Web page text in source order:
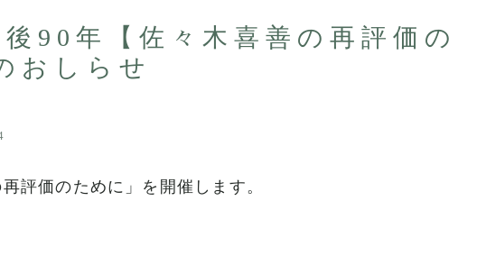
90年【佐々木喜善の再評価の
おしらせ
評価のために」を開催します。